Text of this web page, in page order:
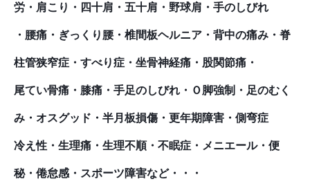
労・肩こり・四十肩・五十肩・野球肩・手のしびれ
・腰痛・ぎっくり腰・椎間板ヘルニア・背中の痛み・脊
柱管狭窄症・すべり症・坐骨神経痛・股関節痛・
尾てい骨痛・膝痛・手足のしびれ・Ｏ脚強制・足のむく
み・オスグッド・半月板損傷・更年期障害・側弯症
冷え性・生理痛・生理不順・不眠症・メニエール・便
秘・倦怠感・スポーツ障害など・・・